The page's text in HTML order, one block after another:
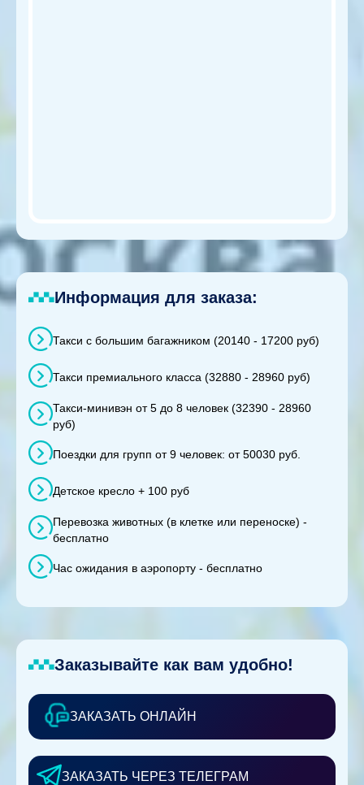
Информация для заказа:
Такси с большим багажником (20140 - 17200 руб)
Такси премиального класса (32880 - 28960 руб)
Такси-минивэн от 5 до 8 человек (32390 - 28960
руб)
Поездки для групп от 9 человек: от 50030 руб.
Детское кресло + 100 руб
Перевозка животных (в клетке или переноске) -
бесплатно
Час ожидания в аэропорту - бесплатно
Заказывайте как вам удобно!
ЗАКАЗАТЬ ОНЛАЙН
ЗАКАЗАТЬ ЧЕРЕЗ ТЕЛЕГРАМ